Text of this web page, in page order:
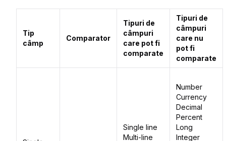
Tip
câmp
Comparator
Tipuri de
câmpuri
care pot fi
comparate
Tipuri de
câmpuri
care nu
pot fi
comparate
Single line
Multi-line
Number
Currency
Decimal
Percent
Long
Integer